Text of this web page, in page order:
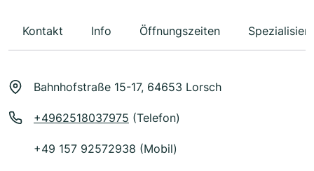
Kontakt Info Öffnungszeiten
Bahnhofstraße 15-17, 64653 Lorsch
+4962518037975 (Telefon)
+49 157 92572938 (Mobil)